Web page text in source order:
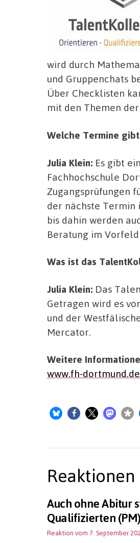
wird durch
und Gruppenchats
Über Checklisten
mit den Themen
Welche Termine
Julia Klein: Es gibt
Fachhochschule
Zugangsprüfungen
der nächste Termin
bis dahin werden
Beratung im
Was ist das
Julia Klein: Das
Getragen wird es
und der
Mercator.
Weitere
www.fh-
Reaktionen
Auch ohne Abitur
Qualifizierten (PM)
Reaktion vom 7. September